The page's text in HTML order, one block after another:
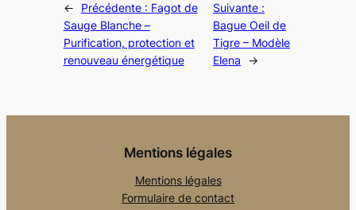
← Précédente : Fagot de
Sauge Blanche –
Purification, protection et
renouveau énergétique
Suivante :
Bague Oeil de
Tigre – Modèle
Elena
→
Mentions légales
Mentions légales
Formulaire de contact